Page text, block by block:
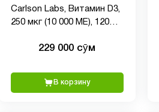
Carlson Labs, Витамин D3,
250 мкг (10 000 МЕ), 120
229 000 сӯм
В корзину